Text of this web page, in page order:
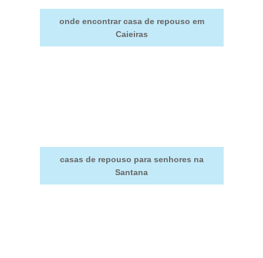
onde encontrar casa de repouso em
Caieiras
casas de repouso para senhores na
Santana